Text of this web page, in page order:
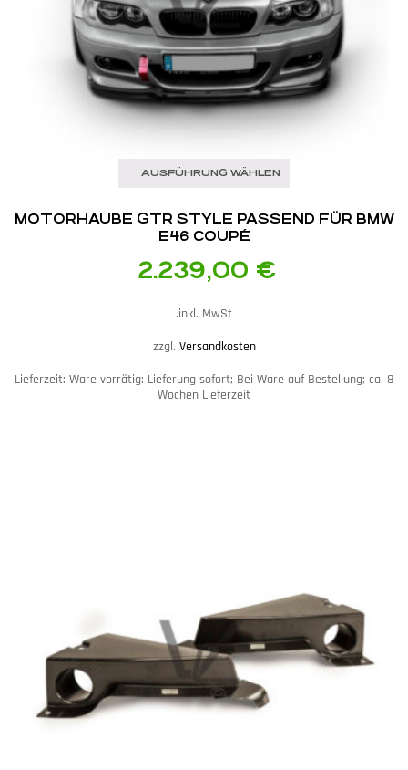
AUSFÜHRUNG WÄHLEN
MOTORHAUBE GTR STYLE PASSEND FÜR BMW
E46 COUPÉ
2.239,00 €
inkl. MwSt.
zzgl. Versandkosten
Lieferzeit: Ware vorrätig: Lieferung sofort; Bei Ware auf Bestellung; ca. 8
Wochen Lieferzeit